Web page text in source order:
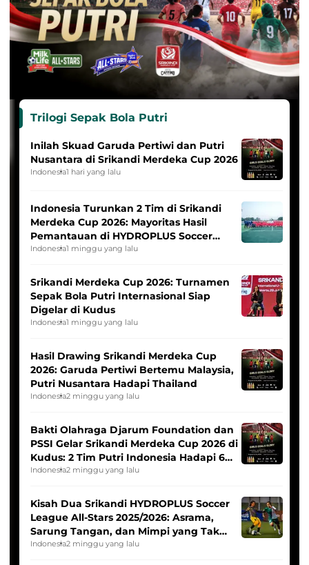
Trilogi Sepak Bola Putri
Inilah Skuad Garuda Pertiwi dan Putri
Nusantara di Srikandi Merdeka Cup 2026
Indonesia1 hari yang lalu
Indonesia Turunkan 2 Tim di Srikandi
Merdeka Cup 2026: Mayoritas Hasil
Pemantauan di HYDROPLUS Soccer
League
Indonesia1 minggu yang lalu
Srikandi Merdeka Cup 2026: Turnamen
Sepak Bola Putri Internasional Siap
Digelar di Kudus
Indonesia1 minggu yang lalu
Hasil Drawing Srikandi Merdeka Cup
2026: Garuda Pertiwi Bertemu Malaysia,
Putri Nusantara Hadapi Thailand
Indonesia2 minggu yang lalu
Bakti Olahraga Djarum Foundation dan
PSSI Gelar Srikandi Merdeka Cup 2026 di
Kudus: 2 Tim Putri Indonesia Hadapi 6
Tim Asia
Indonesia2 minggu yang lalu
Kisah Dua Srikandi HYDROPLUS Soccer
League All-Stars 2025/2026: Asrama,
Sarung Tangan, dan Mimpi yang Tak
Pernah Padam
Indonesia2 minggu yang lalu